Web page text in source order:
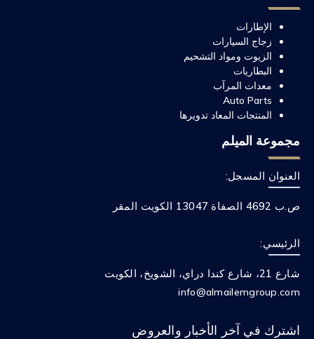
الإطارات
زجاج السيارات
الزيوت ومواد التشحيم
البطاريات
معدات المرآب
Auto Parts
المنتجات المعاد تدويرها
مجموعة الميلم
العنوان المسجل:
ص.ب 4692 الصفاة 13047 الكويت المقر
الرئيسي:
شارع 21، شارع كندا دراي، الشويخ، الكويت
info@almailemgroup.com
اشترك في آخر الأخبار والعروض